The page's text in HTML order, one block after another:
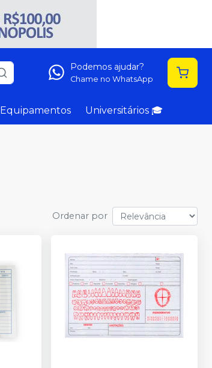
Podemos ajudar?
Chame no WhatsApp
Equipamentos Universitários 🎓
Ordenar por